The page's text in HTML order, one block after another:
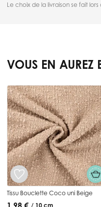
Le choix de la livraison se fait
VOUS EN AUREZ
Press to skip carousel
Tissu Bouclette Coco uni Beige
/ 10 cm